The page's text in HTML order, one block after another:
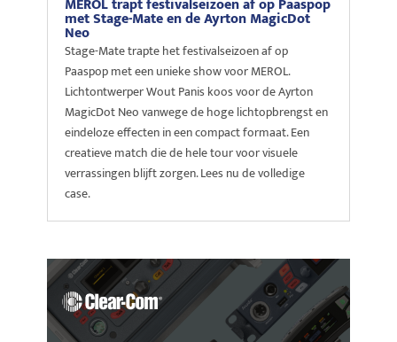
MEROL trapt festivalseizoen af op Paaspop
met Stage-Mate en de Ayrton MagicDot
Neo
Stage-Mate trapte het festivalseizoen af op
Paaspop met een unieke show voor MEROL.
Lichtontwerper Wout Panis koos voor de Ayrton
MagicDot Neo vanwege de hoge lichtopbrengst en
eindeloze effecten in een compact formaat. Een
creatieve match die de hele tour voor visuele
verrassingen blijft zorgen. Lees nu de volledige
case.